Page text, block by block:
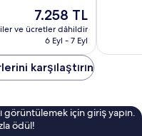
Güncel
fiyat:
7.258 TL
7.258 TL
ve ücretler dâhildir
6 Eyl - 7 Eyl
karşılaştırın
görüntülemek için giriş yapın.
ödül!